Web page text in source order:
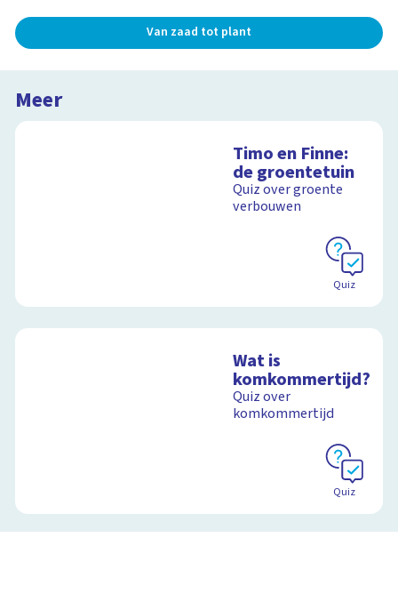
Van zaad tot plant
Meer
Timo en Finne:
de groentetuin
Quiz over groente
verbouwen
Quiz
Wat is
komkommertijd?
Quiz over
komkommertijd
Quiz